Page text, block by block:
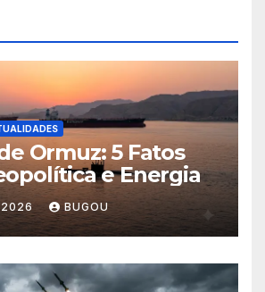
Ormuz: 5 Fatos
e Energia
2026 BUGOU